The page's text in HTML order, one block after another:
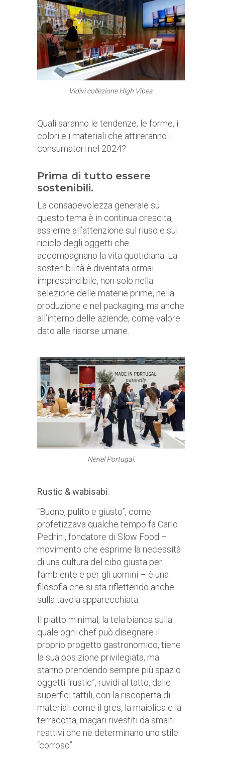
Vidivi collezione High Vibes.
Quali saranno le tendenze, le forme, i
colori e i materiali che attireranno i
consumatori nel 2024?
Prima di tutto essere
sostenibili.
La consapevolezza generale su
questo tema è in continua crescita,
assieme all’attenzione sul riuso e sul
riciclo degli oggetti che
accompagnano la vita quotidiana. La
sostenibilità è diventata ormai
imprescindibile, non solo nella
selezione delle materie prime, nella
produzione e nel packaging, ma anche
all’interno delle aziende, come valore
dato alle risorse umane.
Neriel Portugal.
Rustic & wabisabi
“Buono, pulito e giusto”, come
profetizzava qualche tempo fa Carlo
Pedrini, fondatore di Slow Food –
movimento che esprime la necessità
di una cultura del cibo giusta per
l’ambiente e per gli uomini – è una
filosofia che si sta riflettendo anche
sulla tavola apparecchiata.
Il piatto minimal, la tela bianca sulla
quale ogni chef può disegnare il
proprio progetto gastronomico, tiene
la sua posizione privilegiata, ma
stanno prendendo sempre più spazio
oggetti “rustic”, ruvidi al tatto, dalle
superfici tattili, con la riscoperta di
materiali come il gres, la maiolica e la
terracotta, magari rivestiti da smalti
reattivi che ne determinano uno stile
“corroso”.